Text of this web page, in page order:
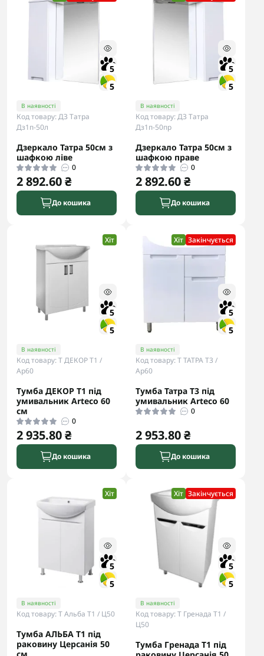
5
5
В наявності
Код товару: ДЗ Татра
Дз1п-50л
Дзеркало Татра 50см з
шафкою ліве
0
2 892.60 ₴
До кошика
5
5
В наявності
Код товару: ДЗ Татра
Дз1п-50пр
Дзеркало Татра 50см з
шафкою праве
0
2 892.60 ₴
До кошика
Хіт
5
5
В наявності
Код товару: Т ДЕКОР Т1 /
Ар60
Тумба ДЕКОР Т1 під
умивальник Arteco 60
см
0
2 935.80 ₴
До кошика
Хіт Закінчується
5
5
В наявності
Код товару: Т ТАТРА Т3 /
Ар60
Тумба Татра Т3 під
умивальник Arteco 60
0
2 953.80 ₴
До кошика
Хіт
5
5
В наявності
Код товару: Т Альба Т1 / Ц50
Тумба АЛЬБА Т1 під
раковину Церсанія 50
Хіт Закінчується
5
5
В наявності
Код товару: Т Гренада Т1 /
Ц50
Тумба Гренада Т1 під